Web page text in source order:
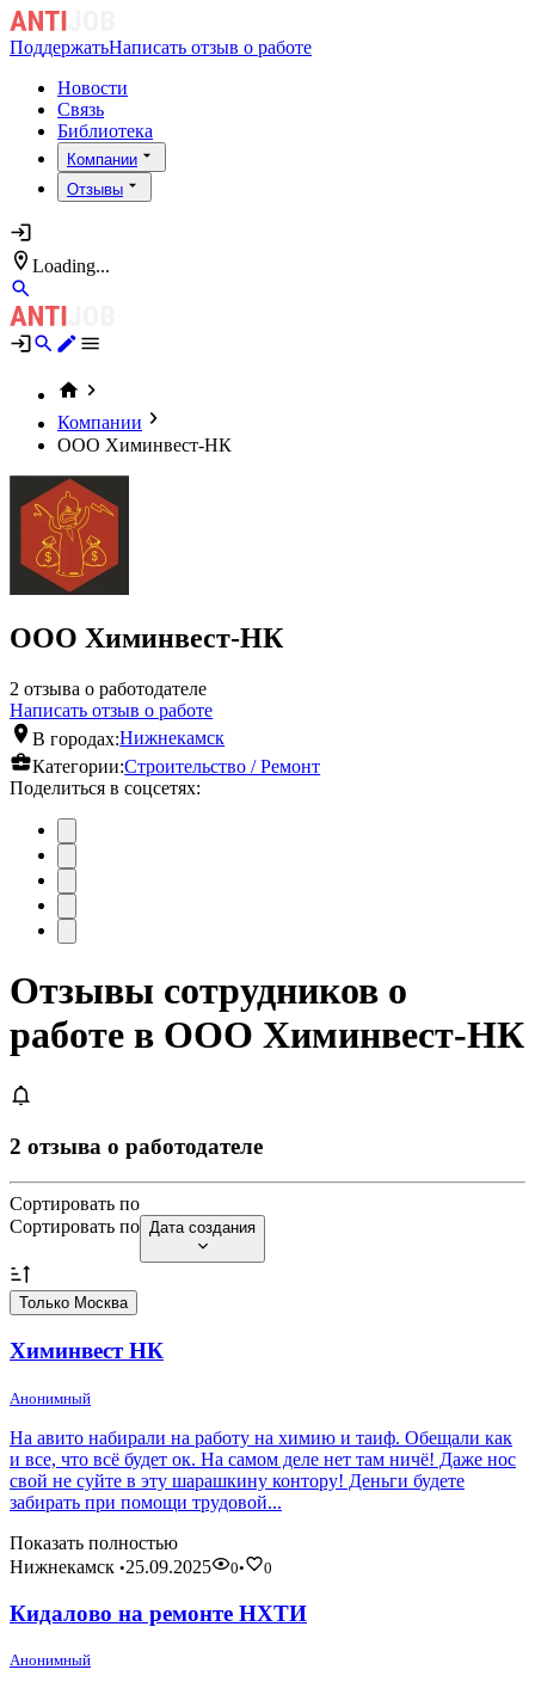
ПоддержатьНаписать отзыв о работе
Новости
Связь
Библиотека
Компании
Отзывы
Loading...
Компании
ООО Химинвест-НК
ООО Химинвест-НК
2 отзыва о работодателе
Написать отзыв о работе
В городах:Нижнекамск
Категории:Строительство / Ремонт
Поделиться в соцсетях:
Отзывы сотрудников о
работе в ООО Химинвест-НК
2 отзыва о работодателе
Сортировать по
Сортировать по Дата создания
Только Москва
Химинвест НК
Анонимный
На авито набирали на работу на химию и таиф. Обещали как
и все, что всё будет ок. На самом деле нет там ничё! Даже нос
свой не суйте в эту шарашкину контору! Деньги будете
забирать при помощи трудовой...
Показать полностью
Нижнекамск •25.09.2025 0• 0
Кидалово на ремонте НХТИ
Анонимный